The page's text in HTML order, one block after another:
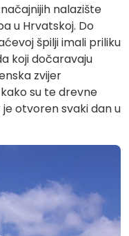
nalazište
u Hrvatskoj. Do
špilji imali priliku
koji dočaravaju
zvijer
su te drevne
otvoren svaki dan u